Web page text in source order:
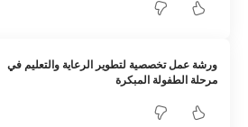
ورشة عمل تخصصية لتطوير الرعاية والتعليم في
مرحلة الطفولة المبكرة